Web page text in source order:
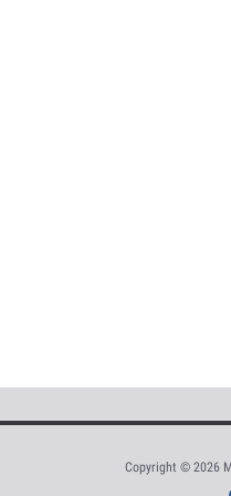
Copyright © 2026